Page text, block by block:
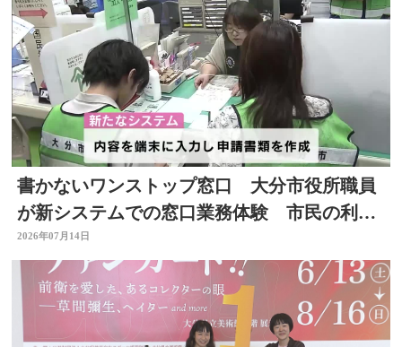
書かないワンストップ窓口 大分市役所職員
が新システムでの窓口業務体験 市民の利便
性向上と業務効率化へ
2026年07月14日